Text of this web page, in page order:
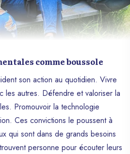
comme boussole
son action au quotidien. Vivre
les autres. Défendre et valoriser la
Promouvoir la technologie
Ces convictions le poussent à
qui sont dans de grands besoins
personne pour écouter leurs